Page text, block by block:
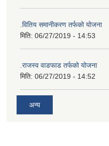
.वितिय समानीकरण तर्फको योजना
मिति: 06/27/2019 - 14:53
.राजस्व वाडफाड तर्फको योजना
मिति: 06/27/2019 - 14:52
अन्य